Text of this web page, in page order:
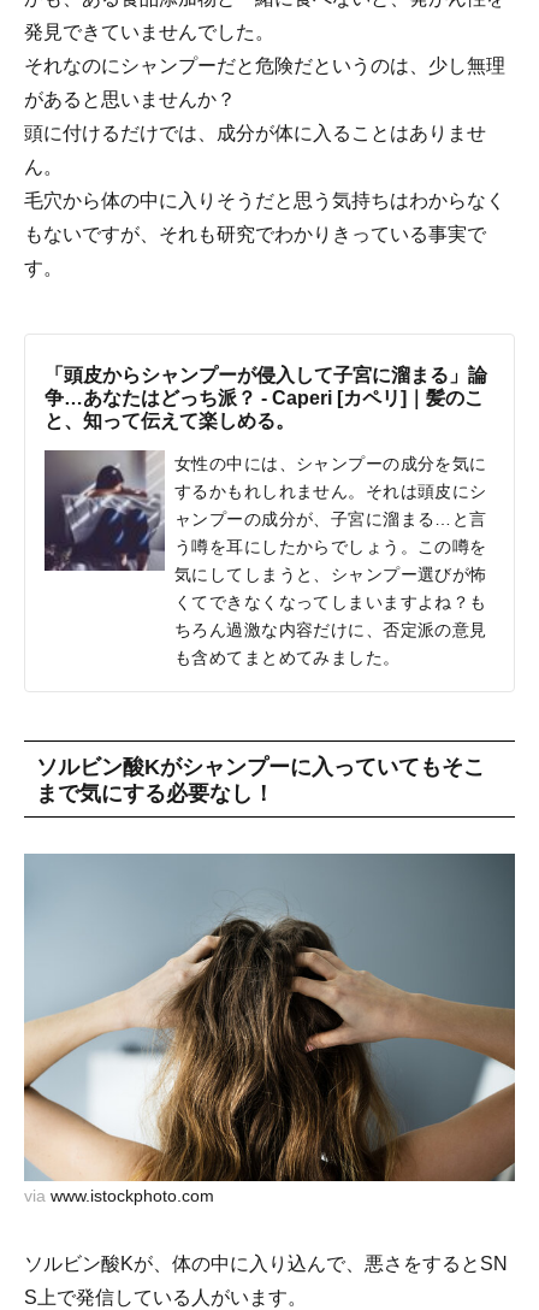
発見できていませんでした。
それなのにシャンプーだと危険だというのは、少し無理
があると思いませんか？
頭に付けるだけでは、成分が体に入ることはありませ
ん。
毛穴から体の中に入りそうだと思う気持ちはわからなく
もないですが、それも研究でわかりきっている事実で
す。
「頭皮からシャンプーが侵入して子宮に溜まる」論
争…あなたはどっち派？ - Caperi [カペリ]｜髪のこ
と、知って伝えて楽しめる。
女性の中には、シャンプーの成分を気に
するかもれしれません。それは頭皮にシ
ャンプーの成分が、子宮に溜まる…と言
う噂を耳にしたからでしょう。この噂を
気にしてしまうと、シャンプー選びが怖
くてできなくなってしまいますよね？も
ちろん過激な内容だけに、否定派の意見
も含めてまとめてみました。
ソルビン酸Kがシャンプーに入っていてもそこ
まで気にする必要なし！
via www.istockphoto.com
ソルビン酸Kが、体の中に入り込んで、悪さをするとSN
S上で発信している人がいます。